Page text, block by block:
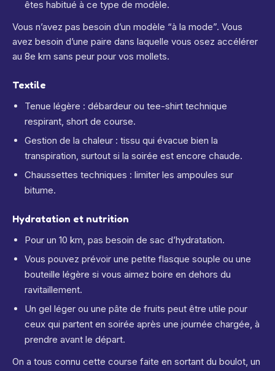
êtes habitué à ce type de modèle.
Vous n’avez pas besoin d’un modèle “à la mode”. Vous
avez besoin d’une paire dans laquelle vous osez accélérer
au 8e km sans peur pour vos mollets.
Textile
Tenue légère : débardeur ou tee-shirt technique
respirant, short de course.
Gestion de la chaleur : tissu qui évacue bien la
transpiration, surtout si la soirée est encore chaude.
Chaussettes techniques : limiter les ampoules sur
bitume.
Hydratation et nutrition
Pour un 10 km, pas besoin de sac d’hydratation.
Vous pouvez prévoir une petite flasque souple ou une
bouteille légère si vous aimez boire en dehors du
ravitaillement.
Un gel léger ou une pâte de fruits peut être utile pour
ceux qui partent en soirée après une journée chargée, à
prendre avant le départ.
On a tous connu cette course faite en sortant du boulot, un